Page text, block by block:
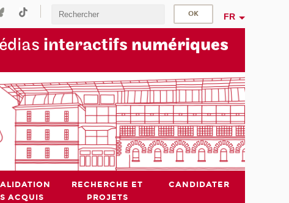
FR
interactifs numériques
ACQUIS
RECHERCHE ET
PROJETS
CANDIDATER